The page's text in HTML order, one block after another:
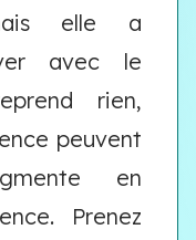
elle a
avec le
rien,
peuvent
en
Prenez